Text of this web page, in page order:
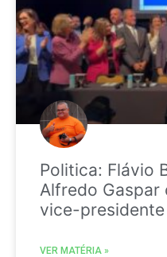
Politica: Flávio
Alfredo
vice-presidente
VER MATÉRIA »